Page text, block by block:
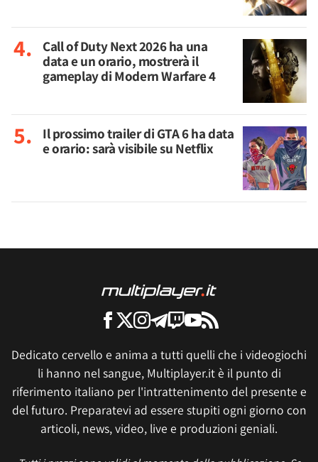
Call of Duty Next 2026 ha una
data e un orario, mostrerà il
gameplay di Modern Warfare 4
Il prossimo trailer di GTA 6 ha data
e orario: sarà visibile su Netflix
Dedicato cervello e anima a tutti quelli che i videogiochi
li hanno nel sangue, Multiplayer.it è il punto di
riferimento italiano per l'intrattenimento del presente e
del futuro. Preparatevi ad essere stupiti ogni giorno con
articoli, news, video, live e produzioni geniali.